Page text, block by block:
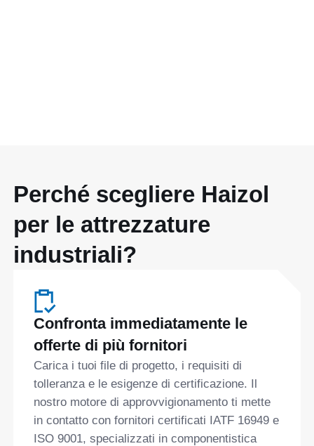
Perché scegliere Haizol
per le attrezzature
industriali?
Confronta immediatamente le
offerte di più fornitori
Carica i tuoi file di progetto, i requisiti di
tolleranza e le esigenze di certificazione. Il
nostro motore di approvvigionamento ti mette
in contatto con fornitori certificati IATF 16949 e
ISO 9001, specializzati in componentistica